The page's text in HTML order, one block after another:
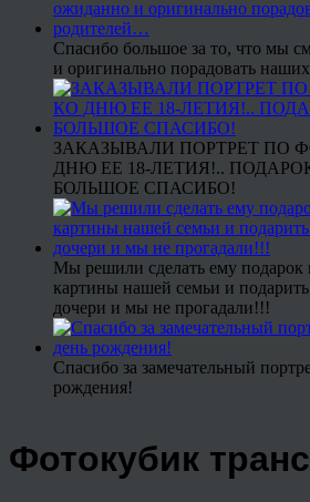
Спасибо большое за то, что мы
и оригинально порадовать
ЗАКАЗЫВАЛИ ПОРТРЕТ ПО
ДНЮ ЕЕ 18-ЛЕТИЯ!..
БОЛЬШОЕ СПАСИБО!
Мы решили сделать ему подарок
картины нашей семьи и
дочери и мы не прогадали!!!
Спасибо за замечательный
рождения!
Фотокубик